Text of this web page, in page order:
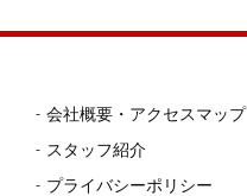
会社概要・アクセスマップ
スタッフ紹介
プライバシーポリシー